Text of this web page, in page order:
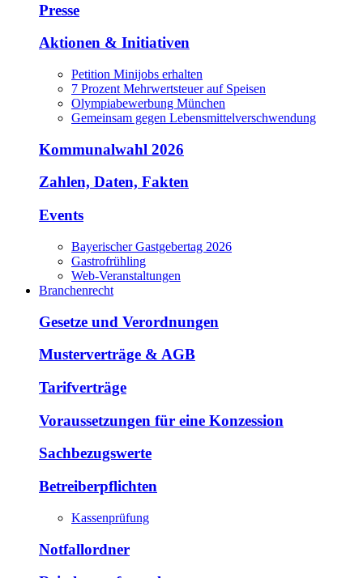
Presse
Aktionen & Initiativen
Petition Minijobs erhalten
7 Prozent Mehrwertsteuer auf Speisen
Olympiabewerbung München
Gemeinsam gegen Lebensmittelverschwendung
Kommunalwahl 2026
Zahlen, Daten, Fakten
Events
Bayerischer Gastgebertag 2026
Gastrofrühling
Web-Veranstaltungen
Branchenrecht
Gesetze und Verordnungen
Musterverträge & AGB
Tarifverträge
Voraussetzungen für eine Konzession
Sachbezugswerte
Betreiberpflichten
Kassenprüfung
Notfallordner